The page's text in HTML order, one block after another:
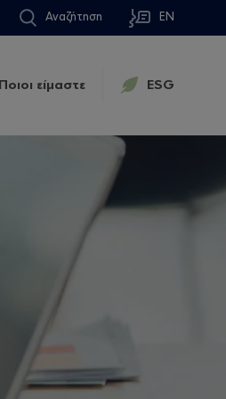
Αναζήτηση EN
Ποιοι είμαστε ESG